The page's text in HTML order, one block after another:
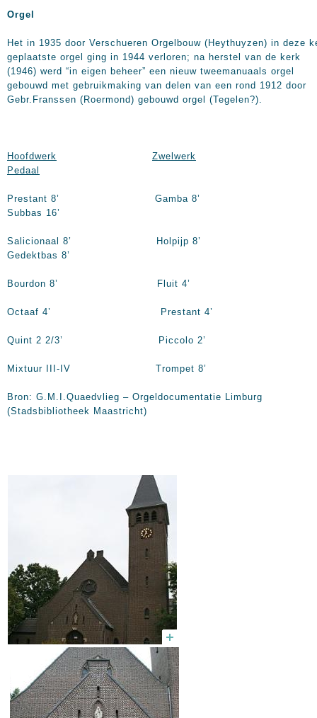
Orgel
Het in 1935 door Verschueren Orgelbouw (Heythuyzen) in deze
geplaatste orgel ging in 1944 verloren; na herstel van de kerk
(1946) werd “in eigen beheer” een nieuw tweemanuaals orgel
gebouwd met gebruikmaking van delen van een rond 1912 door
Gebr.Franssen (Roermond) gebouwd orgel (Tegelen?).
Hoofdwerk
Zwelwerk
Pedaal
Prestant 8’ Gamba 8’
Subbas 16’
Salicionaal 8’ Holpijp 8’
Gedektbas 8’
Bourdon 8’ Fluit 4’
Octaaf 4’ Prestant 4’
Quint 2 2/3’ Piccolo 2’
Mixtuur III-IV Trompet 8’
Bron: G.M.I.Quaedvlieg – Orgeldocumentatie Limburg
(Stadsbibliotheek Maastricht)